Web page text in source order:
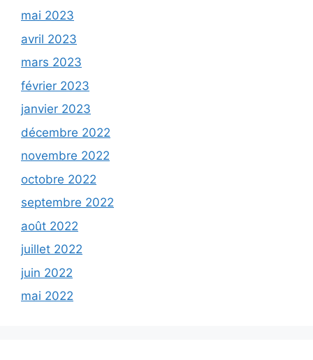
mai 2023
avril 2023
mars 2023
février 2023
janvier 2023
décembre 2022
novembre 2022
octobre 2022
septembre 2022
août 2022
juillet 2022
juin 2022
mai 2022